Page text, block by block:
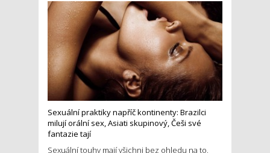
Sexuální praktiky napříč kontinenty: Brazilci
milují orální sex, Asiati skupinový, Češi své
fantazie tají
Sexuální touhy mají všichni bez ohledu na to,